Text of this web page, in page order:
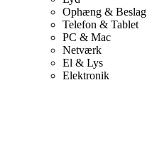
Ophæng & Beslag
Telefon & Tablet
PC & Mac
Netværk
El & Lys
Elektronik